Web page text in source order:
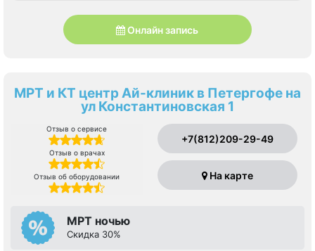
Онлайн запись
МРТ и КТ центр Ай-клиник в Петергофе на
ул Константиновская 1
Отзыв о сервисе
Отзыв о врачах
Отзыв об оборудовании
+7(812)209-29-49
На карте
МРТ ночью
Скидка 30%